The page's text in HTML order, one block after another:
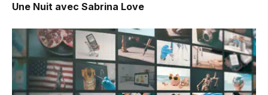
Une Nuit avec Sabrina Love